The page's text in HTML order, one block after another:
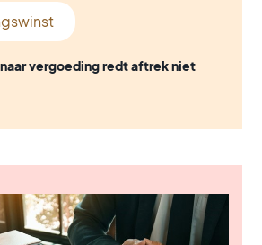
vergoeding redt aftrek niet